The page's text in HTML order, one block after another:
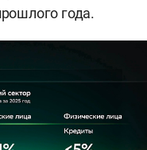
года.